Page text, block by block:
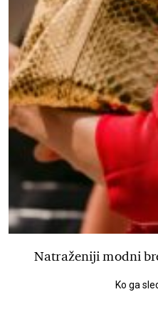
Natraženiji modni
Ko ga